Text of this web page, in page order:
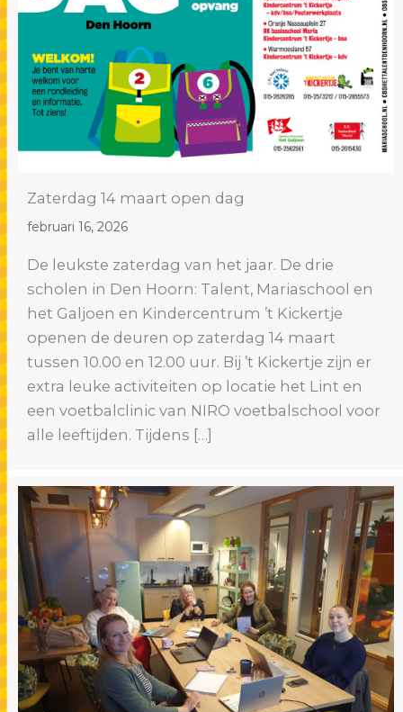
Zaterdag 14 maart open dag
februari 16, 2026
De leukste zaterdag van het jaar. De drie
scholen in Den Hoorn: Talent, Mariaschool en
het Galjoen en Kindercentrum ’t Kickertje
openen de deuren op zaterdag 14 maart
tussen 10.00 en 12.00 uur. Bij ’t Kickertje zijn er
extra leuke activiteiten op locatie het Lint en
een voetbalclinic van NIRO voetbalschool voor
alle leeftijden. Tijdens […]